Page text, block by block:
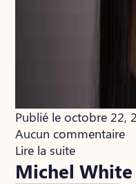
Publié le octobre 22,
Aucun commentaire
Lire la suite
Michel White